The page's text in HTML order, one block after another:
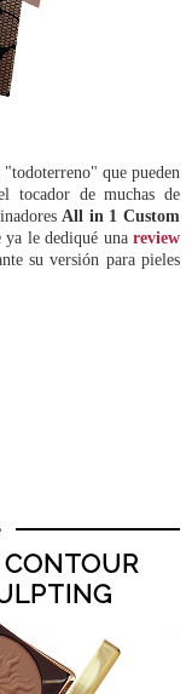
"todoterreno" que pueden
tocador de muchas de
All in 1 Custom
ya le dediqué una review
su versión para pieles